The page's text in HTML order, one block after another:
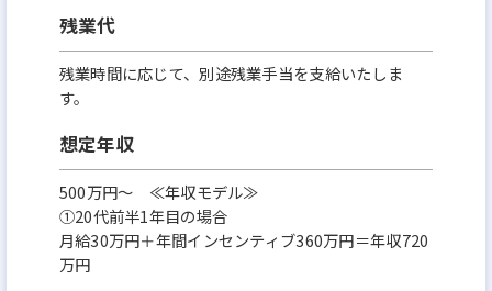
残業代
残業時間に応じて、別途残業手当を支給いたしま
す。
想定年収
500万円〜 ≪年収モデル≫
①20代前半1年目の場合
月給30万円＋年間インセンティブ360万円＝年収720
万円